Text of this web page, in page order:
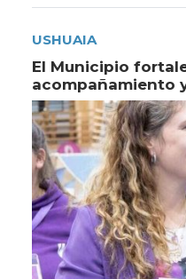
USHUAIA
El Municipio
acompañamiento